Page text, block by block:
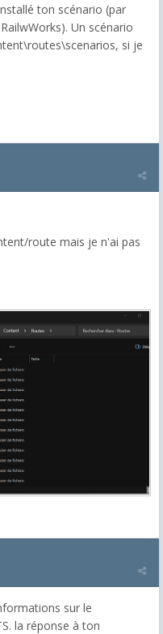
ton scénario (par
Un scénario
si je
route mais je n'ai pas
sur le
la réponse à ton